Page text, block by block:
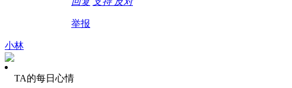
举报
小林
TA的每日心情